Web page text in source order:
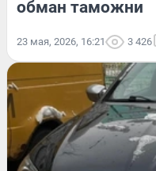
обман таможни
23 мая, 2026, 16:21 3 426